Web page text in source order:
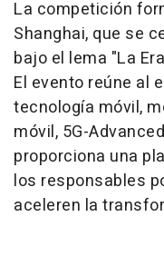
La competición
Shanghai, que se
bajo el lema "La
El evento reúne al
tecnología móvil,
móvil, 5G-
proporciona una
los responsables
aceleren la